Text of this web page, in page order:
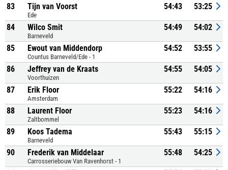
83 Tijn van Voorst
Ede
54:43 53:25
84 Wilco Smit
Barneveld
54:49 54:02
85 Ewout van Middendorp
Countus Barneveld/Ede - 1
54:52 53:55
86 Jeffrey van de Kraats
Voorthuizen
54:55 54:05
87 Erik Floor
Amsterdam
55:22 54:16
88 Laurent Floor
Zaltbommel
55:23 54:16
89 Koos Tadema
Barneveld
55:43 55:15
90 Frederik van Middelaar
Carrosseriebouw Van Ravenhorst - 1
55:48 54:25